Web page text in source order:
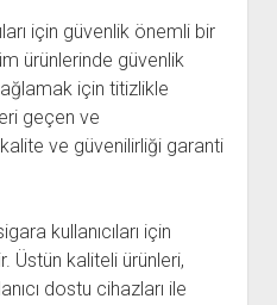
için güvenlik önemli bir
ürünlerinde güvenlik
için titizlikle
geçen ve
ve güvenilirliği garanti
kullanıcıları için
Üstün kaliteli ürünleri,
dostu cihazları ile